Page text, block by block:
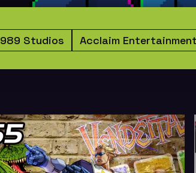
989 Studios Acclaim